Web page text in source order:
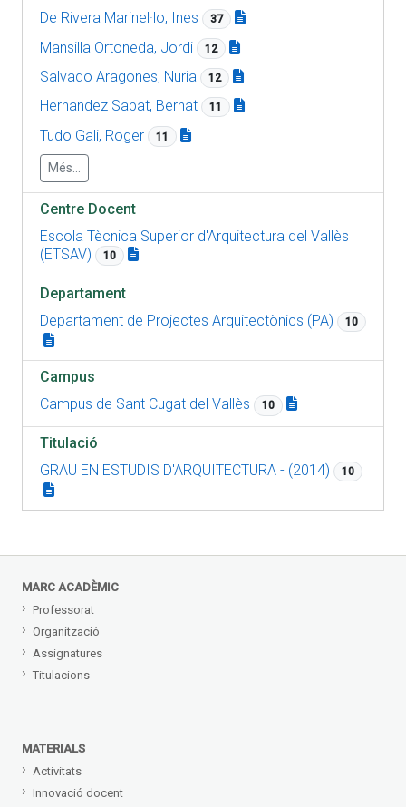
De Rivera Marinel·lo, Ines
37
Mansilla Ortoneda, Jordi 12
Salvado Aragones, Nuria 12
Hernandez Sabat, Bernat 11
Tudo Gali, Roger 11
Més...
Centre Docent
Escola Tècnica Superior d'Arquitectura del Vallès
(ETSAV)
10
Departament
Departament de Projectes Arquitectònics (PA)
10
Campus
Campus de Sant Cugat del Vallès
10
Titulació
GRAU EN ESTUDIS D'ARQUITECTURA - (2014)
10
MARC ACADÈMIC
Professorat
Organització
Assignatures
Titulacions
MATERIALS
Activitats
Innovació docent